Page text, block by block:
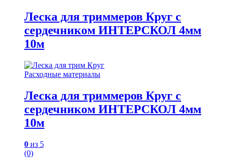
Леска для триммеров Круг с
сердечником ИНТЕРСКОЛ 4мм
10м
Расходные материалы
Леска для триммеров Круг с
сердечником ИНТЕРСКОЛ 4мм
10м
0 из 5
(0)